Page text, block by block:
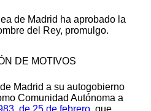
de Madrid ha aprobado la
del Rey, promulgo.
DE MOTIVOS
Madrid a su autogobierno
Comunidad Autónoma a
de 25 de febrero, que